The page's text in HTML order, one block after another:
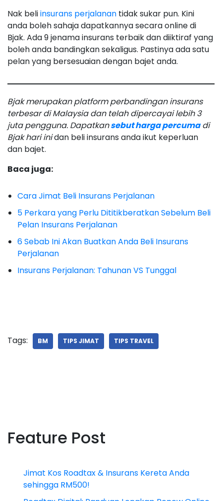
Nak beliinsurans perjalanan tidak sukar pun. Kini
anda boleh sahaja dapatkannya secara online di
Bjak. Ada 9 jenama insurans terbaik dan diiktiraf yang
boleh anda bandingkan sekaligus. Pastinya ada satu
pelan yang bersesuaian dengan bajet anda.
Bjak merupakan platform perbandingan insurans
terbesar di Malaysia dan telah dipercayai lebih 3
juta pengguna. Dapatkansebut harga percumadi
Bjak hari inidan beli insurans anda ikut keperluan
dan bajet.
Baca juga:
Cara Jimat Beli Insurans Perjalanan
5 Perkara yang Perlu Dititikberatkan Sebelum Beli
Pelan Insurans Perjalanan
6 Sebab Ini Akan Buatkan Anda Beli Insurans
Perjalanan
Insurans Perjalanan: Tahunan VS Tunggal
Tags: BM TIPS JIMAT TIPS TRAVEL
Feature Post
Jimat Kos Roadtax & Insurans Kereta Anda
sehingga RM500!